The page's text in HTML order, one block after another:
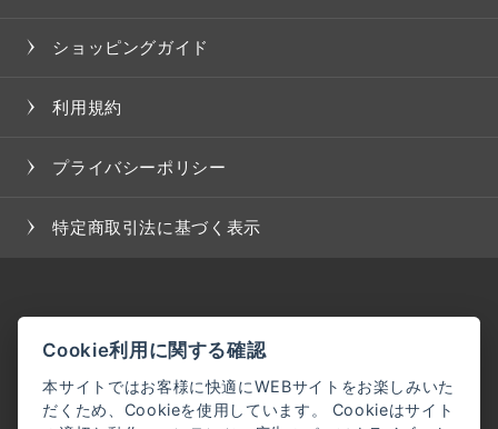
ショッピングガイド
利用規約
プライバシーポリシー
特定商取引法に基づく表示
Cookie利用に関する確認
本サイトではお客様に快適にWEBサイトをお楽しみいた
だくため、Cookieを使用しています。 Cookieはサイト